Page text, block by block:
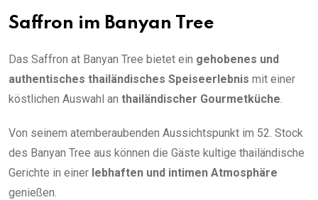
Saffron im Banyan Tree
Das Saffron at Banyan Tree bietet ein gehobenes und
authentisches thailändisches Speiseerlebnis mit einer
köstlichen Auswahl an thailändischer Gourmetküche
Von seinem atemberaubenden Aussichtspunkt im 52. Stock
des Banyan Tree aus können die Gäste kultige thailändische
Gerichte in einer lebhaften und intimen Atmosphäre
genießen.